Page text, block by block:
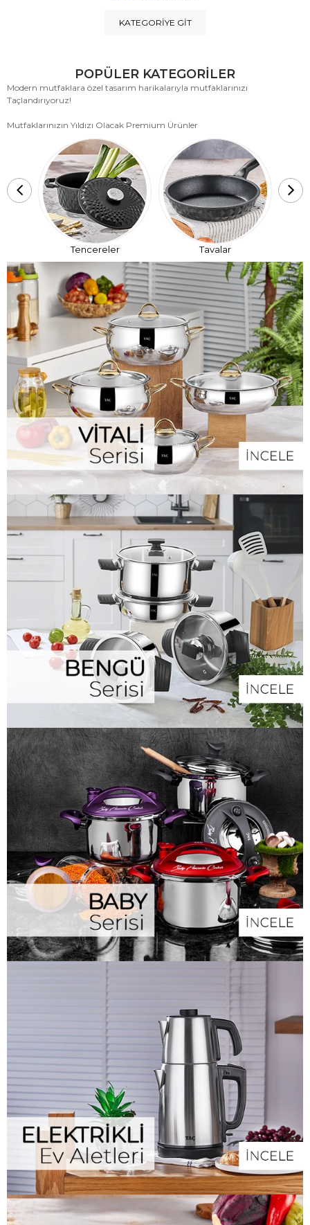
KATEGORIYE GIT
POPÜLER KATEGORİLER
Modern mutfaklara özel tasarım harikalarıyla mutfaklarınızı
Taçlandırıyoruz!
Mutfaklarınızın Yıldızı Olacak Premium Ürünler
Tencereler Tavalar